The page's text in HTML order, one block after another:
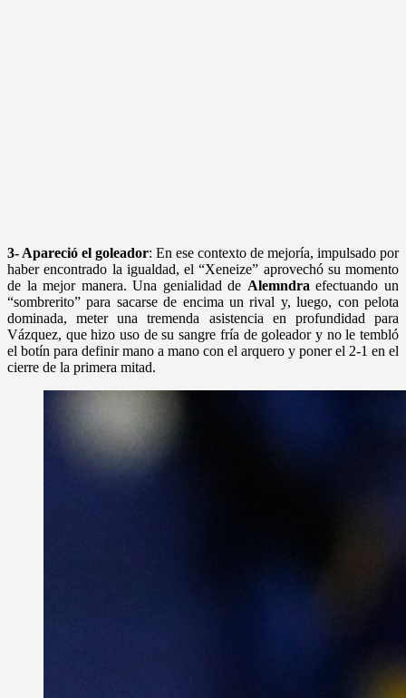
3- Apareció el goleador: En ese contexto de mejoría, impulsado por
haber encontrado la igualdad, el “Xeneize” aprovechó su momento
de la mejor manera. Una genialidad de Alemndra efectuando un
“sombrerito” para sacarse de encima un rival y, luego, con pelota
dominada, meter una tremenda asistencia en profundidad para
Vázquez, que hizo uso de su sangre fría de goleador y no le tembló
el botín para definir mano a mano con el arquero y poner el 2-1 en el
cierre de la primera mitad.